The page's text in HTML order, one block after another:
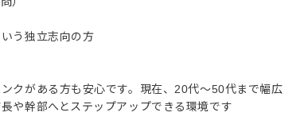
う独立志向の方
クがある方も安心です。現在、20代〜50代まで幅広
や幹部へとステップアップできる環境です